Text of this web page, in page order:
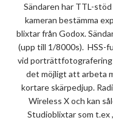
Sändaren har TTL-
kameran bestämma
blixtar från Godox.
(upp till 1/8000s). HSS-
vid porträttfotografering
det möjligt att arbeta
kortare skärpedjup.
Wireless X och kan
Studioblixtar som t.ex